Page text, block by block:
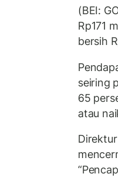
(BEI:
Rp171
bersih
seiring
65
atau